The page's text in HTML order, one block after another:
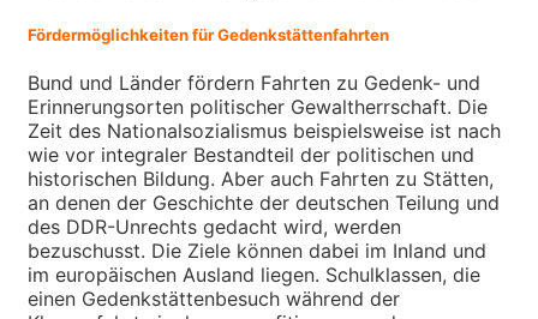
Fördermöglichkeiten für Gedenkstättenfahrten
Bund und Länder fördern Fahrten zu Gedenk- und
Erinnerungsorten politischer Gewaltherrschaft. Die
Zeit des Nationalsozialismus beispielsweise ist nach
wie vor integraler Bestandteil der politischen und
historischen Bildung. Aber auch Fahrten zu Stätten,
an denen der Geschichte der deutschen Teilung und
des DDR-Unrechts gedacht wird, werden
bezuschusst. Die Ziele können dabei im Inland und
im europäischen Ausland liegen. Schulklassen, die
einen Gedenkstättenbesuch während der